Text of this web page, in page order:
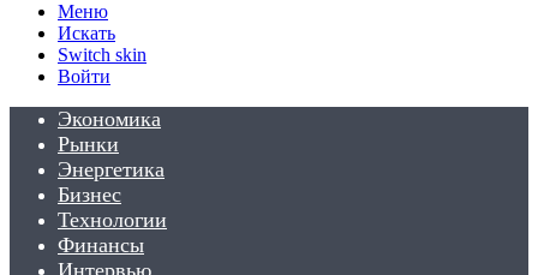
Меню
Искать
Switch skin
Войти
Экономика
Рынки
Энергетика
Бизнес
Технологии
Финансы
Интервью